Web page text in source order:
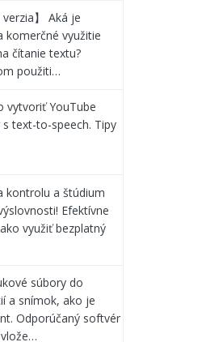
verzia】 Aká je
komerčné využitie
čítanie textu?
použiti…
vytvoriť YouTube
text-to-speech. Tipy
kontrolu a štúdium
Efektívne
využiť bezplatný
súbory do
a snímok, ako je
Odporúčaný softvér